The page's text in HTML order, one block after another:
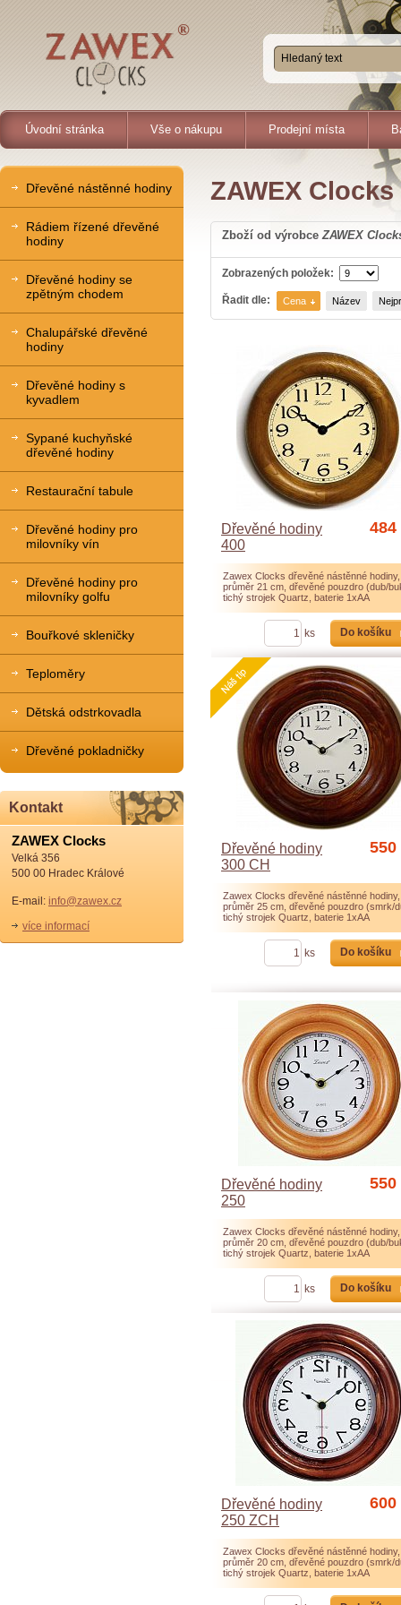
Úvodní stránka Vše o nákupu Prodejní místa
ZAWEX Clocks
Zboží od výrobceZAWEX
Zobrazených položek:
Řadit dle: Cena Název
Dřevěné hodiny
400
484
Zawex Clocks dřevěné nástěnné hodiny,
průměr 21 cm, dřevěné pouzdro (dub/
tichý strojek Quartz, baterie 1xAA
ks Do košíku
Doporučujeme
Dřevěné hodiny
300 CH
550
Zawex Clocks dřevěné nástěnné hodiny,
průměr 25 cm, dřevěné pouzdro (smrk/
tichý strojek Quartz, baterie 1xAA
ks Do košíku
Dřevěné hodiny
250
550
Zawex Clocks dřevěné nástěnné hodiny,
průměr 20 cm, dřevěné pouzdro (dub/
tichý strojek Quartz, baterie 1xAA
ks Do košíku
Dřevěné hodiny
250 ZCH
600
Zawex Clocks dřevěné nástěnné hodiny,
průměr 20 cm, dřevěné pouzdro (smrk/
tichý strojek Quartz, baterie 1xAA
Dřevěné nástěnné hodiny
Rádiem řízené dřevěné
hodiny
Dřevěné hodiny se
zpětným chodem
Chalupářské dřevěné
hodiny
Dřevěné hodiny s
kyvadlem
Sypané kuchyňské
dřevěné hodiny
Restaurační tabule
Dřevěné hodiny pro
milovníky vín
Dřevěné hodiny pro
milovníky golfu
Bouřkové skleničky
Teploměry
Dětská odstrkovadla
Dřevěné pokladničky
Kontakt
ZAWEX Clocks
Velká 356
500 00 Hradec Králové
E-mail: info@zawex.cz
více informací